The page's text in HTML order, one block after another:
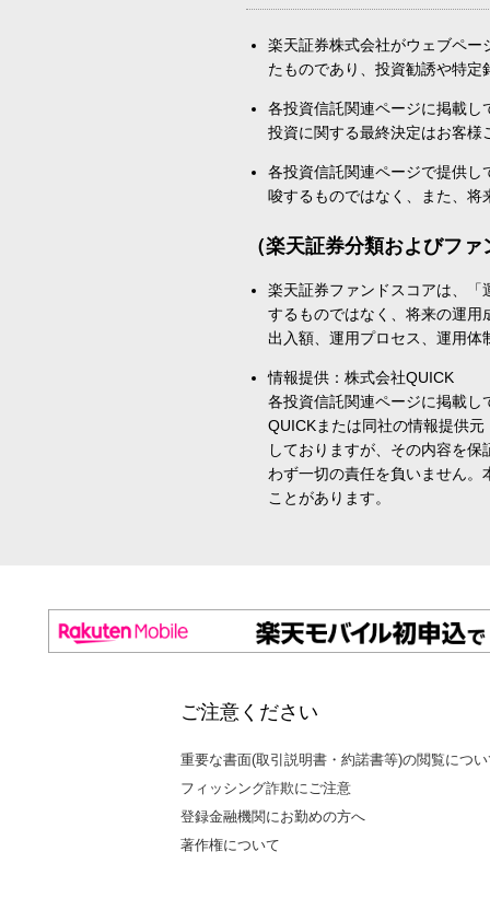
楽天証券株式会社がウェブペ
たものであり、投資勧誘や特
各投資信託関連ページに掲載
投資に関する最終決定はお客
各投資信託関連ページで提供
唆するものではなく、また、
（楽天証券分類およびフ
楽天証券ファンドスコアは、
するものではなく、将来の運
出入額、運用プロセス、運用
情報提供：株式会社QUICK
各投資信託関連ページに掲載
QUICKまたは同社の情報提供
しておりますが、その内容を
わず一切の責任を負いません
ことがあります。
ご注意ください
重要な書面(取引説明書・約諾書等)の閲覧につ
フィッシング詐欺にご注意
登録金融機関にお勤めの方へ
著作権について